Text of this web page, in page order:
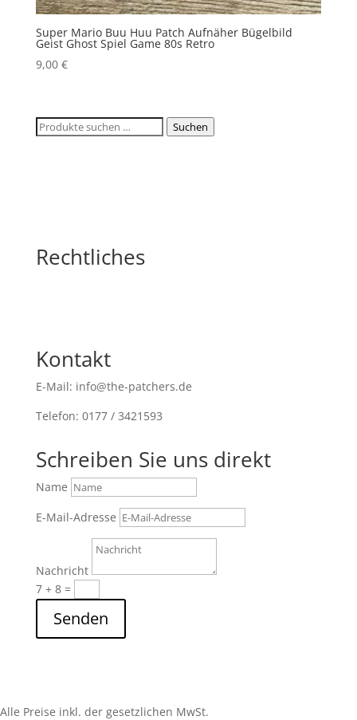
Super Mario Buu Huu Patch Aufnäher Bügelbild
Geist Ghost Spiel Game 80s Retro
9,00 €
Suchen
Suchen
Rechtliches
Kontakt
E-Mail: info@the-patchers.de
Telefon: 0177 / 3421593
Schreiben Sie uns direkt
Name
E-Mail-Adresse
Nachricht
7 + 8=
Senden
Alle Preise inkl. der gesetzlichen MwSt.